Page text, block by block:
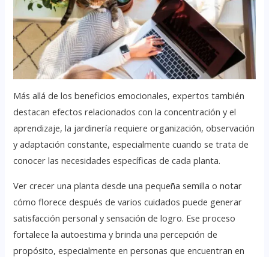
Más allá de los beneficios emocionales, expertos también
destacan efectos relacionados con la concentración y el
aprendizaje, la jardinería requiere organización, observación
y adaptación constante, especialmente cuando se trata de
conocer las necesidades específicas de cada planta.
Ver crecer una planta desde una pequeña semilla o notar
cómo florece después de varios cuidados puede generar
satisfacción personal y sensación de logro. Ese proceso
fortalece la autoestima y brinda una percepción de
propósito, especialmente en personas que encuentran en